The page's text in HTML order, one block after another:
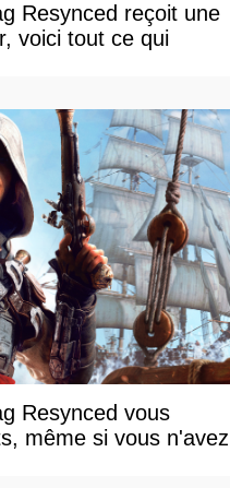
Resynced reçoit une
voici tout ce qui
Resynced vous
même si vous n'avez